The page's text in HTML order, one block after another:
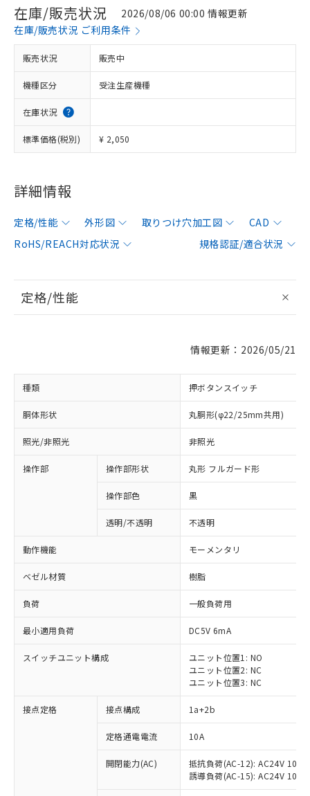
在庫/販売状況
2026/08/06 00:00 情報更新
在庫/販売状況 ご利用条件
販売状況 販売中
機種区分 受注生産機種
在庫状況
標準価格(税別) ¥ 2,050
詳細情報
定格/性能 外形図 取りつけ穴加工図
CAD
RoHS/REACH対応状況
規格認証/適合状況
定格/性能
情報更新：2026/05/21
種類 押ボタンスイッチ
胴体形状 丸胴形(φ22/25mm共用)
照光/非照光 非照光
操作部 操作部形状 丸形 フルガード形
操作部色 黒
透明/不透明 不透明
動作機能 モーメンタリ
ベゼル材質 樹脂
負荷 一般負荷用
最小適用負荷 DC5V 6mA
スイッチユニット構成
ユニット位置1: NO
ユニット位置2: NC
ユニット位置3: NC
接点定格 接点構成 1a+2b
定格通電電流 10A
開閉能力(AC)
抵抗負荷(AC-12): AC24V 10A/
誘導負荷(AC-15): AC24V
※1 対応状況
対応済み：EU RoHS指令（10物質）の
非含有に対応した製品が提供可能な商品で
対応予定：EU RoHS指令（10物質）の非含